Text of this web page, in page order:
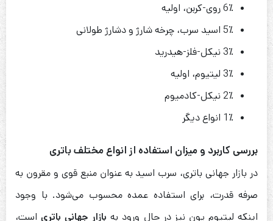
6٪ روی-کربن، اولیه
5٪ اسید سرب، چرخه شارژ و دشارژ طولانی
3٪ نیکل-فلز-هیدرید
3٪ لیتیوم، اولیه
2٪ نیکل-کادمیوم
1٪ انواع دیگر
بررسی کاربرد و میزان استفاده از انواع مختلف باتری
در بازار جهانی باتری، سرب اسید به عنوان منبع قوی و مقرون به
صرفه قدرت، برای استفاده عمده محسوب می‌شود. با وجود
اینکه لیتیوم یون نیز در حال ورود به بازار جهانی باتریاست،